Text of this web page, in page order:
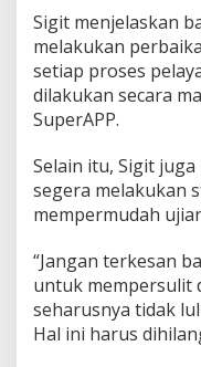
M
a
s
y
a
k
a
t
Sigit menjelaskan
melakukan
setiap proses
dilakukan secara
SuperAPP.
Selain itu, Sigit
segera melakukan
mempermudah
“Jangan terkesan
untuk mempersulit
seharusnya tidak
Hal ini harus